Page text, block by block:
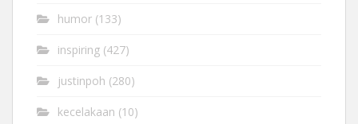
humor (133)
inspiring (427)
justinpoh (280)
kecelakaan (10)